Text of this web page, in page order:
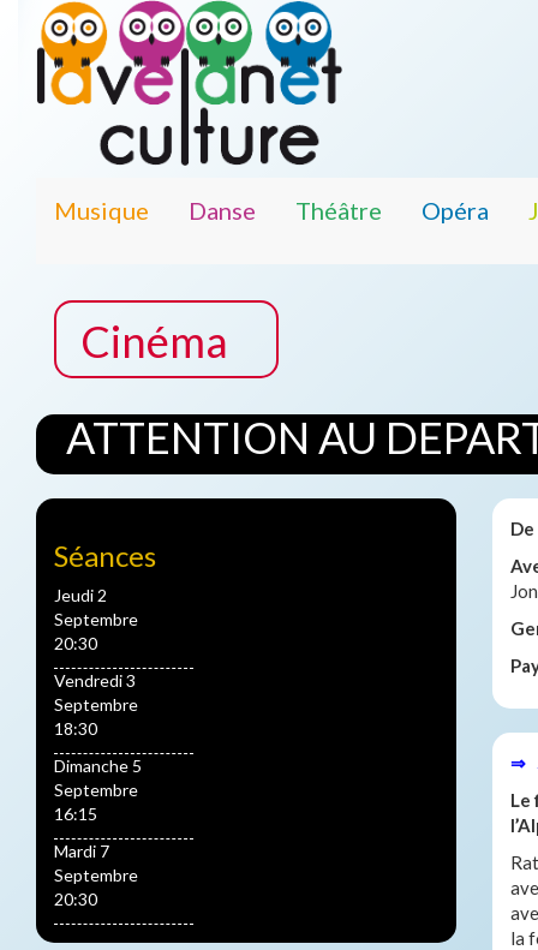
Musique Danse Théâtre Opéra
Cinéma
ATTENTION AU
Séances
Jeudi 2
Septembre
20:30
Vendredi 3
Septembre
18:30
Dimanche 5
Septembre
16:15
Mardi 7
Septembre
20:30
De
⇒
Le
la